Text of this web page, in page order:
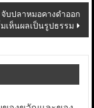
บปลาหมอคางดำออก
เห็นผลเป็นรูปธรรม